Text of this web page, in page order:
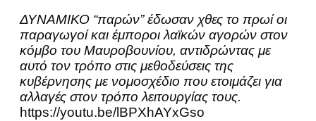
ΔΥΝΑΜΙΚΟ “παρών” έδωσαν χθες το πρωί οι
παραγωγοί και έμποροι λαϊκών αγορών στον
κόμβο του Μαυροβουνίου, αντιδρώντας με
αυτό τον τρόπο στις μεθοδεύσεις της
κυβέρνησης με νομοσχέδιο που ετοιμάζει για
αλλαγές στον τρόπο λειτουργίας τους.
https://youtu.be/lBPXhAYxGso